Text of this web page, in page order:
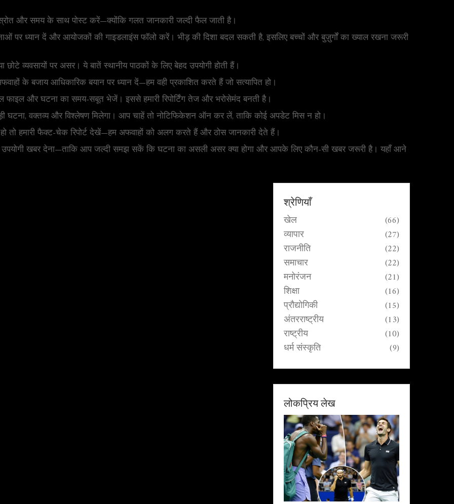
स्रोत और समय के साथ पोस्ट करें—क्योंकि गलत जानकारी जल्दी फैल जाती है।
पर ध्यान दें और आयोजकों की गाइडलाइंस फॉलो करें। भीड़ की दिशा बदल सकती है, इसलिए बच्चों और बुज़ुर्गों का ख्याल रखना जरूरी
व्यवसायों पर असर। ये बातें स्थानीय पाठकों के लिए बेहद उपयोगी होती हैं।
के बजाय आधिकारिक बयान पर ध्यान दें—हम वही प्रकाशित करते हैं जो सत्यापित हो।
फाइल और घटना का समय-सबूत भेजें। इससे हमारी रिपोर्टिंग तेज और भरोसेमंद बनती है।
घटना, वक्तव्य और विश्लेषण मिलेगा। आप चाहें तो नोटिफिकेशन ऑन कर लें, ताकि कोई अपडेट मिस न हो।
तो हमारी फैक्ट-चेक रिपोर्ट देखें—हम अफवाहों को अलग करते हैं और ठोस जानकारी देते हैं।
खबर देना—ताकि आप जल्दी समझ सकें कि घटना का असली असर क्या होगा और आपके लिए कौन-सी खबर जरूरी है। यहाँ आने
श्रेणियाँ
खेल (66)
व्यापार (27)
राजनीति (22)
समाचार (22)
मनोरंजन (21)
शिक्षा (16)
प्रौद्योगिकी (15)
अंतरराष्ट्रीय (13)
राष्ट्रीय (10)
धर्म संस्कृति (9)
लोकप्रिय लेख